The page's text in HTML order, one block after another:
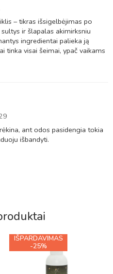
– tikras išsigelbėjimas po
ir šlapalas akimirksniu
ingredientai palieka ją
tinka visai šeimai, ypač vaikams
ant odos pasidengia tokia
išbandyti.
IŠPARDAVIMAS
-25%